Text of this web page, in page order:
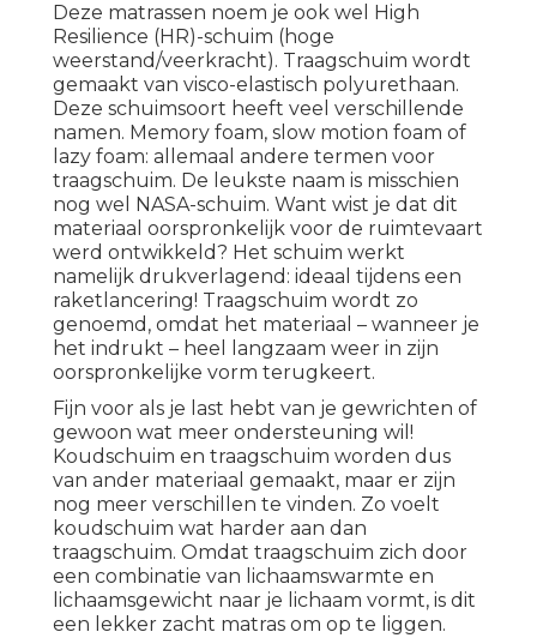
Deze matrassen noem je ook wel High
Resilience (HR)-schuim (hoge
weerstand/veerkracht). Traagschuim wordt
gemaakt van visco-elastisch polyurethaan.
Deze schuimsoort heeft veel verschillende
namen. Memory foam, slow motion foam of
lazy foam: allemaal andere termen voor
traagschuim. De leukste naam is misschien
nog wel NASA-schuim. Want wist je dat dit
materiaal oorspronkelijk voor de ruimtevaart
werd ontwikkeld? Het schuim werkt
namelijk drukverlagend: ideaal tijdens een
raketlancering! Traagschuim wordt zo
genoemd, omdat het materiaal – wanneer je
het indrukt – heel langzaam weer in zijn
oorspronkelijke vorm terugkeert.
Fijn voor als je last hebt van je gewrichten of
gewoon wat meer ondersteuning wil!
Koudschuim en traagschuim worden dus
van ander materiaal gemaakt, maar er zijn
nog meer verschillen te vinden. Zo voelt
koudschuim wat harder aan dan
traagschuim. Omdat traagschuim zich door
een combinatie van lichaamswarmte en
lichaamsgewicht naar je lichaam vormt, is dit
een lekker zacht matras om op te liggen.